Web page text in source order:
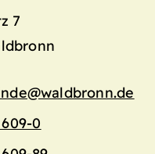
7
0